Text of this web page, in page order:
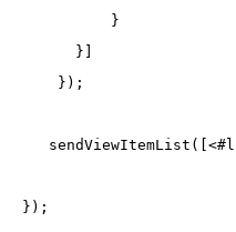
}
}]
});
});